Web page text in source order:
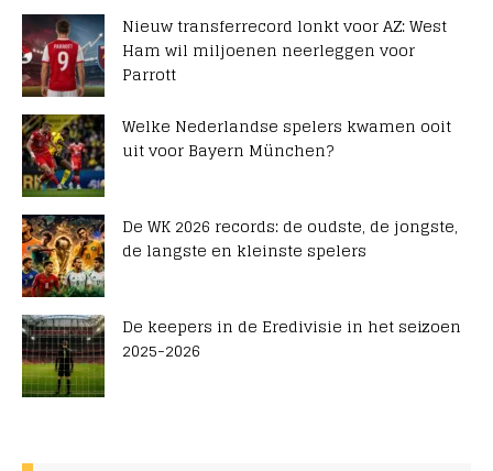
Nieuw transferrecord lonkt voor AZ: West
Ham wil miljoenen neerleggen voor
Parrott
Welke Nederlandse spelers kwamen ooit
uit voor Bayern München?
De WK 2026 records: de oudste, de jongste,
de langste en kleinste spelers
De keepers in de Eredivisie in het seizoen
2025-2026